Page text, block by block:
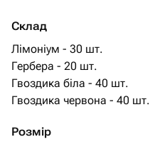
Склад
Лімоніум - 30 шт.
Гербера - 20 шт.
Гвоздика біла - 40 шт.
Гвоздика червона - 40 шт.
Розмір